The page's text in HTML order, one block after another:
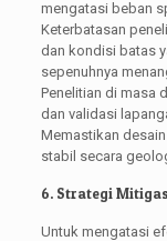
mengatasi beban
Keterbatasan
dan kondisi batas
sepenuhnya
Penelitian di masa
dan validasi
Memastikan
stabil secara
6. Strategi
Untuk mengatasi